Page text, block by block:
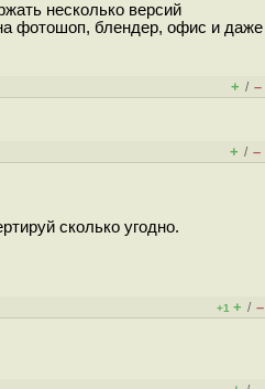
несколько версий
фотошоп, блендер, офис и даже
+ / –
+ / –
сколько угодно.
+1 + / –